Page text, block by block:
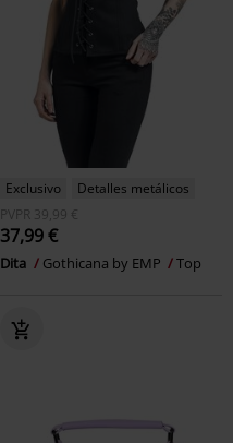
Exclusivo
Detalles metálicos
PVPR 39,99 €
37,99 €
Dita Gothicana by EMP Top